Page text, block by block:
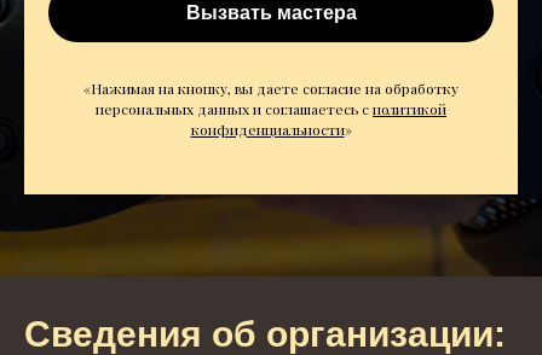
Вызвать мастера
«Нажимая на кнопку, вы даете согласие на обработку
персональных данных и соглашаетесь cполитикой
конфиденциальности»
Сведения об организации: